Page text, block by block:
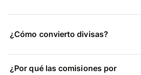
¿Cómo convierto divisas?
¿Por qué las comisiones por